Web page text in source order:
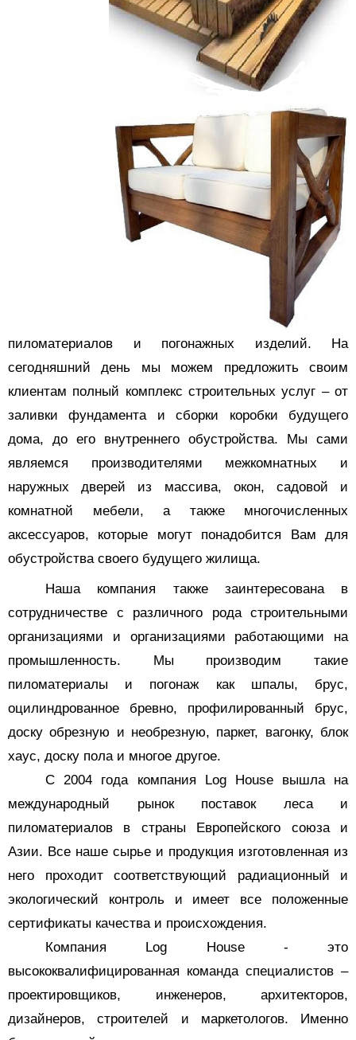
пиломатериалов и погонажных изделий. На
сегодняшний день мы можем предложить своим
клиентам полный комплекс строительных услуг – от
заливки фундамента и сборки коробки будущего
дома, до его внутреннего обустройства. Мы сами
являемся производителями межкомнатных и
наружных дверей из массива, окон, садовой и
комнатной мебели, а также многочисленных
аксессуаров, которые могут понадобится Вам для
обустройства своего будущего жилища.
Наша компания также заинтересована в
сотрудничестве с различного рода строительными
организациями и организациями работающими на
промышленность. Мы производим такие
пиломатериалы и погонаж как шпалы, брус,
оцилиндрованное бревно, профилированный брус,
доску обрезную и необрезную, паркет, вагонку, блок
хаус, доску пола и многое другое.
С 2004 года компания Log Houseвышла на
международный рынок поставок леса и
пиломатериалов в страны Европейского союза и
Азии. Все наше сырье и продукция изготовленная из
него проходит соответствующий радиационный и
экологический контроль и имеет все положенные
сертификаты качества и происхождения.
Компания Log House- это
высококвалифицированная команда специалистов –
проектировщиков, инженеров, архитекторов,
дизайнеров, строителей и маркетологов. Именно